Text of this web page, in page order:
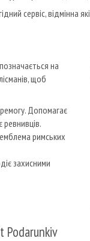
сервіс, відмінна
на
щоб
Допомагає
римських
захисними
Podarunkiv